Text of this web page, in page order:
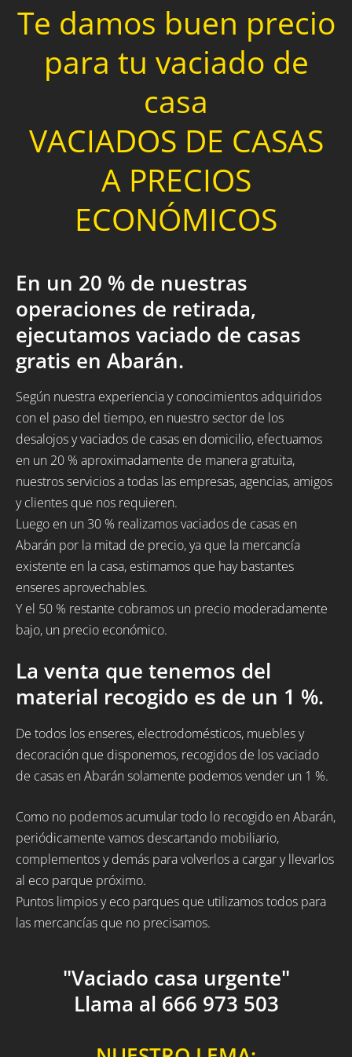
Te damos buen precio
para tu vaciado de
casa
VACIADOS DE CASAS
A PRECIOS
ECONÓMICOS
En un 20 % de nuestras
operaciones de retirada,
ejecutamos vaciado de casas
gratis en Abarán.
Según nuestra experiencia y conocimientos adquiridos
con el paso del tiempo, en nuestro sector de los
desalojos y vaciados de casas en domicilio, efectuamos
en un 20 % aproximadamente de manera gratuita,
nuestros servicios a todas las empresas, agencias, amigos
y clientes que nos requieren.
Luego en un 30 % realizamos vaciados de casas en
Abarán por la mitad de precio, ya que la mercancía
existente en la casa, estimamos que hay bastantes
enseres aprovechables.
Y el 50 % restante cobramos un precio moderadamente
bajo, un precio económico.
La venta que tenemos del
material recogido es de un 1 %.
De todos los enseres, electrodomésticos, muebles y
decoración que disponemos, recogidos de los vaciado
de casas en Abarán solamente podemos vender un 1 %.
Como no podemos acumular todo lo recogido en Abarán,
periódicamente vamos descartando mobiliario,
complementos y demás para volverlos a cargar y llevarlos
al eco parque próximo.
Puntos limpios y eco parques que utilizamos todos para
las mercancías que no precisamos.
"Vaciado casa urgente"
Llama al 666 973 503